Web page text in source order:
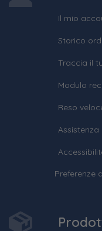
Il mio
Storico
Traccia il
Modulo
Reso
Assistenza
Preferenze